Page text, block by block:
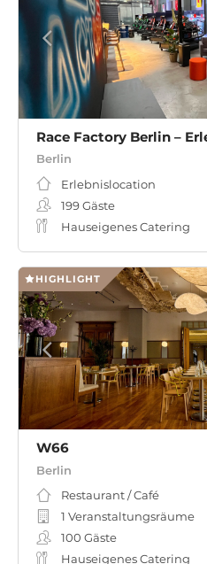
Berlin
Erlebnislocation
199Gäste
Hauseigenes Catering
HIGHLIGHT
W66
Berlin
Restaurant / Café
1 Veranstaltungsräume
100 Gäste
Hauseigenes Catering